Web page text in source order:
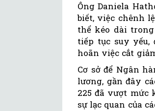
Ông Daniela
biết, việc chênh
thể kéo dài
tiếp tục suy
hoãn việc cắt
Cơ sở để Ngân
lương, gần đây
225 đã vượt mức
sự lạc quan của